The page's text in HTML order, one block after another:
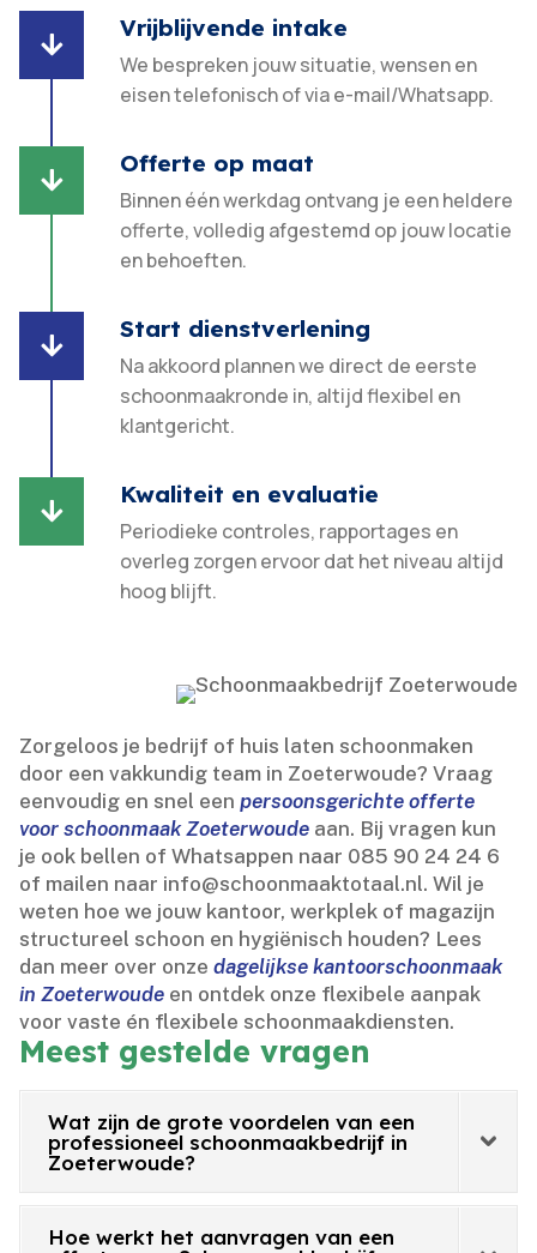

Vrijblijvende intake
We bespreken jouw situatie, wensen en
eisen telefonisch of via e-mail/Whatsapp.

Offerte op maat
Binnen één werkdag ontvang je een heldere
offerte, volledig afgestemd op jouw locatie
en behoeften.​

Start dienstverlening
Na akkoord plannen we direct de eerste
schoonmaakronde in, altijd flexibel en
klantgericht.​

Kwaliteit en evaluatie
Periodieke controles, rapportages en
overleg zorgen ervoor dat het niveau altijd
hoog blijft.​
Zorgeloos je bedrijf of huis laten schoonmaken
door een vakkundig team in Zoeterwoude? Vraag
eenvoudig en snel eenpersoonsgerichte offerte
voor schoonmaak Zoeterwoude aan.​ Bij vragen kun
je ook bellen of Whatsappen naar 085 90 24 24 6
of mailen naar info@schoonmaaktotaal.​nl.​ Wil je
weten hoe we jouw kantoor, werkplek of magazijn
structureel schoon en hygiënisch houden? Lees
dan meer over onzedagelijkse kantoorschoonmaak
in Zoeterwoude en ontdek onze flexibele aanpak
voor vaste én flexibele schoonmaakdiensten.​
Meest gestelde vragen
Wat zijn de grote voordelen van een
professioneel schoonmaakbedrijf in
Zoeterwoude?
Hoe werkt het aanvragen van een